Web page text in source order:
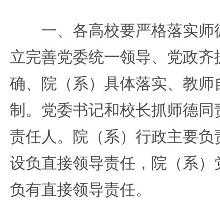
一、各高校要严格落实师
立完善党委统一领导、党政
确、院（系）具体落实、教
制。党委书记和校长抓师德
责任人。院（系）行政主要
设负直接领导责任，院（系
负有直接领导责任。